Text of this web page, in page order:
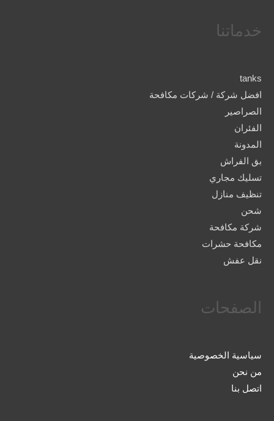
خدماتنا
tanks
افضل شركة / شركات مكافحة
الصراصير
الفئران
المدونة
بق الفراش
تسليك مجاري
تنظيف منازل
شحن
شركة مكافحة
مكافحة حشرات
نقل عفش
الصفحات
سياسية الخصوصية
من نحن
اتصل بنا